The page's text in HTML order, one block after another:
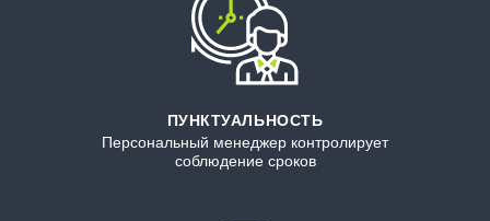
ПУНКТУАЛЬНОСТЬ
Персональный менеджер контролирует
соблюдение сроков